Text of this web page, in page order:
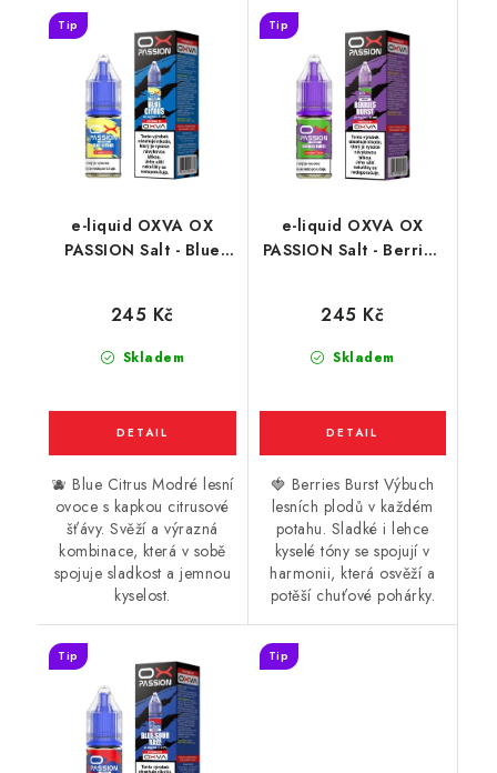
e-liquid OXVA OX
PASSION Salt - Blue
Tip
Skladem
245 Kč
🫐 Blue Citrus Modré lesní
ovoce s kapkou citrusové
šťávy. Svěží a výrazná
kombinace, která v sobě
spojuje sladkost a jemnou
kyselost.
e-liquid OXVA OX
PASSION Salt - Berries
10ml
Tip
Skladem
245 Kč
🍓 Berries Burst Výbuch
lesních plodů v každém
potahu. Sladké i lehce
kyselé tóny se spojují v
harmonii, která osvěží a
potěší chuťové pohárky.
Tip Tip